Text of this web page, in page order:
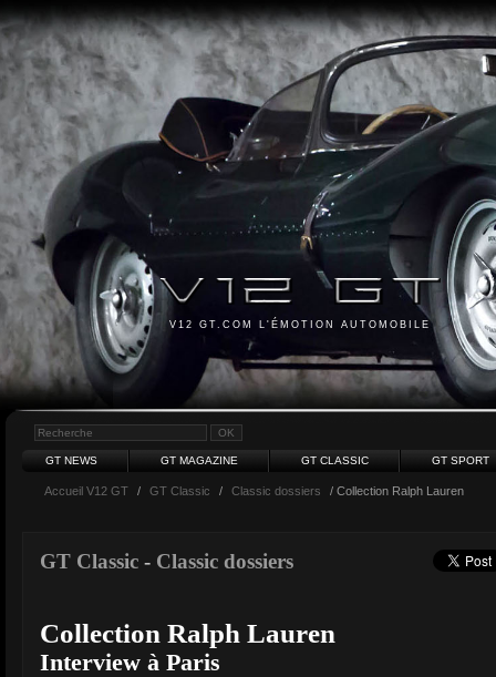
V12 GT.COM L'ÉMOTION AUTOMOBILE
GT NEWS GT MAGAZINE GT CLASSIC GT SPORT
Accueil V12 GT / GT Classic / Classic dossiers / Collection Ralph Lauren
GT Classic - Classic dossiers
Collection Ralph Lauren
Interview à Paris